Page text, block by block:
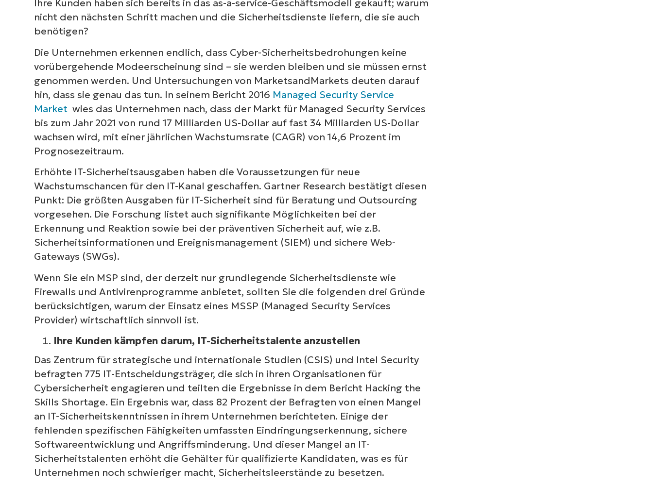
Ihre Kunden haben sich bereits in das as-a-service-Geschäftsmodell gekauft; warum
nicht den nächsten Schritt machen und die Sicherheitsdienste liefern, die sie auch
benötigen?
Die Unternehmen erkennen endlich, dass Cyber-Sicherheitsbedrohungen keine
vorübergehende Modeerscheinung sind – sie werden bleiben und sie müssen ernst
genommen werden. Und Untersuchungen von MarketsandMarkets deuten darauf
hin, dass sie genau das tun. In seinem Bericht 2016 Managed Security Service
Market wies das Unternehmen nach, dass der Markt für Managed Security Services
bis zum Jahr 2021 von rund 17 Milliarden US-Dollar auf fast 34 Milliarden US-Dollar
wachsen wird, mit einer jährlichen Wachstumsrate (CAGR) von 14,6 Prozent im
Prognosezeitraum.
Erhöhte IT-Sicherheitsausgaben haben die Voraussetzungen für neue
Wachstumschancen für den IT-Kanal geschaffen. Gartner Research bestätigt diesen
Punkt: Die größten Ausgaben für IT-Sicherheit sind für Beratung und Outsourcing
vorgesehen. Die Forschung listet auch signifikante Möglichkeiten bei der
Erkennung und Reaktion sowie bei der präventiven Sicherheit auf, wie z.B.
Sicherheitsinformationen und Ereignismanagement (SIEM) und sichere Web-
Gateways (SWGs).
Wenn Sie ein MSP sind, der derzeit nur grundlegende Sicherheitsdienste wie
Firewalls und Antivirenprogramme anbietet, sollten Sie die folgenden drei Gründe
berücksichtigen, warum der Einsatz eines MSSP (Managed Security Services
Provider) wirtschaftlich sinnvoll ist.
Ihre Kunden kämpfen darum, IT-Sicherheitstalente anzustellen
Das Zentrum für strategische und internationale Studien (CSIS) und Intel Security
befragten 775 IT-Entscheidungsträger, die sich in ihren Organisationen für
Cybersicherheit engagieren und teilten die Ergebnisse in dem Bericht Hacking the
Skills Shortage. Ein Ergebnis war, dass 82 Prozent der Befragten von einen Mangel
an IT-Sicherheitskenntnissen in ihrem Unternehmen berichteten. Einige der
fehlenden spezifischen Fähigkeiten umfassten Eindringungserkennung, sichere
Softwareentwicklung und Angriffsminderung. Und dieser Mangel an IT-
Sicherheitstalenten erhöht die Gehälter für qualifizierte Kandidaten, was es für
Unternehmen noch schwieriger macht, Sicherheitsleerstände zu besetzen.